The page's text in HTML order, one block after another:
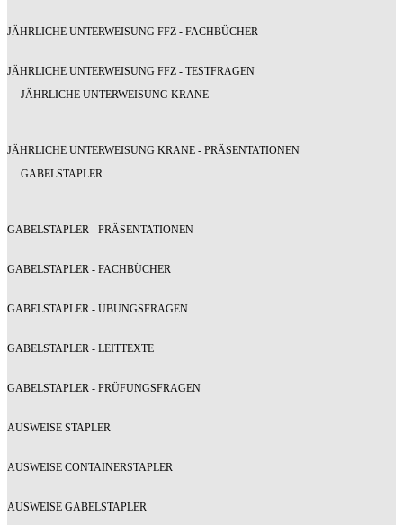
JÄHRLICHE UNTERWEISUNG FFZ - FACHBÜCHER
JÄHRLICHE UNTERWEISUNG FFZ - TESTFRAGEN
JÄHRLICHE UNTERWEISUNG KRANE
JÄHRLICHE UNTERWEISUNG KRANE - PRÄSENTATIONEN
GABELSTAPLER
GABELSTAPLER - PRÄSENTATIONEN
GABELSTAPLER - FACHBÜCHER
GABELSTAPLER - ÜBUNGSFRAGEN
GABELSTAPLER - LEITTEXTE
GABELSTAPLER - PRÜFUNGSFRAGEN
AUSWEISE STAPLER
AUSWEISE CONTAINERSTAPLER
AUSWEISE GABELSTAPLER